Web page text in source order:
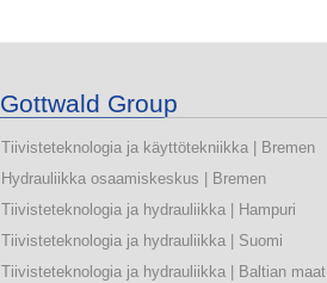
Gottwald Group
Tiivisteteknologia ja käyttötekniikka | Bremen
Hydrauliikka osaamiskeskus | Bremen
Tiivisteteknologia ja hydrauliikka | Hampuri
Tiivisteteknologia ja hydrauliikka | Suomi
Tiivisteteknologia ja hydrauliikka | Baltian maat